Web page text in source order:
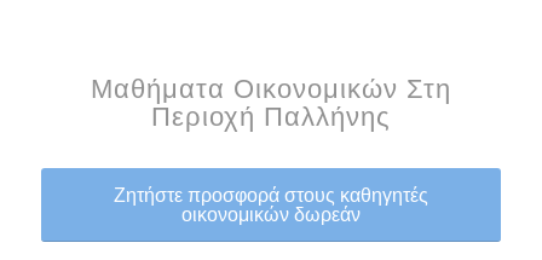
Μαθήματα Οικονομικών Στη
Περιοχή Παλλήνης
Ζητήστε προσφορά στους καθηγητές
οικονομικών δωρεάν